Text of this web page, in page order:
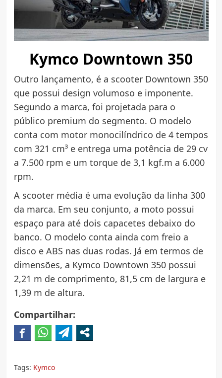
Kymco Downtown 350
Outro lançamento, é a scooter Downtown 350
que possui design volumoso e imponente.
Segundo a marca, foi projetada para o
público premium do segmento. O modelo
conta com motor monocilíndrico de 4 tempos
com 321 cm³ e entrega uma potência de 29 cv
a 7.500 rpm e um torque de 3,1 kgf.m a 6.000
rpm.
A scooter média é uma evolução da linha 300
da marca. Em seu conjunto, a moto possui
espaço para até dois capacetes debaixo do
banco. O modelo conta ainda com freio a
disco e ABS nas duas rodas. Já em termos de
dimensões, a Kymco Downtown 350 possui
2,21 m de comprimento, 81,5 cm de largura e
1,39 m de altura.
Compartilhar:
Tags: Kymco